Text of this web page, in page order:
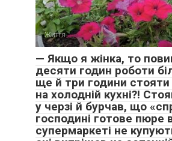
Життя
— Якщо я жінка, то
десяти годин роботи
ще й три години стояти
на холодній кухні?!
у черзі й бурчав, що
господині готове пюре
супермаркеті не